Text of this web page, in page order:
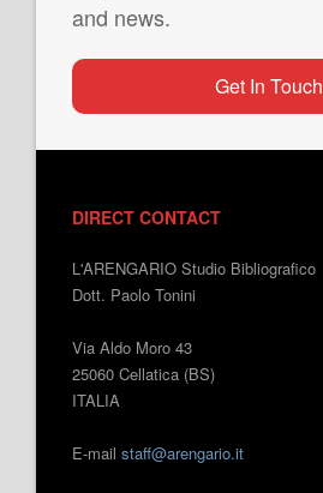
and news.
Get In Touch
DIRECT CONTACT
L'ARENGARIO Studio Bibliografico
Dott. Paolo Tonini
Via Aldo Moro 43
25060 Cellatica (BS)
ITALIA
E-mail staff@arengario.it